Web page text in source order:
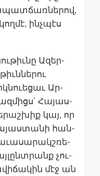
ինչ­պէս
Ազեր­
Ար­
Հա­յաս­
կայ, որ
հան­­
չու­­
մէջ ան